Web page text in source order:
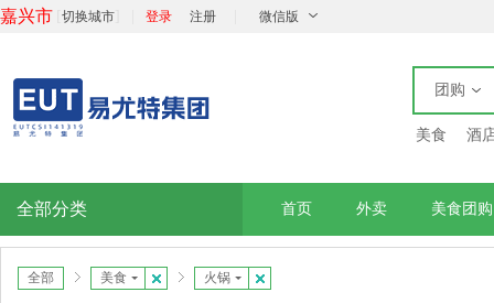
嘉兴市 切换城市 登录 注册 微信版
团购
美食 酒
全部分类 首页 外卖 美食团购
全部 美食 火锅